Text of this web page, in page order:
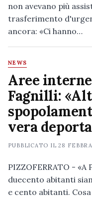
non avevano più
trasferimento
ancora: «Ci hanno…
NEWS
Aree
Fagnilli:
vera
PUBBLICATO IL28
PIZZOFERRATO -
duecento abitanti
e cento abitanti.